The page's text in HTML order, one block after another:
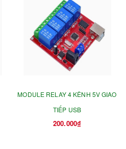
MODULE RELAY 4 KÊNH 5V GIAO
TIẾP USB
200.000₫